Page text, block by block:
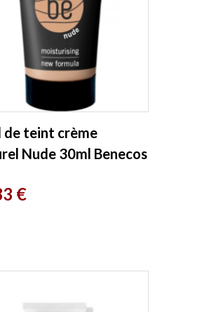
de teint crème
Nude 30ml Benecos
€